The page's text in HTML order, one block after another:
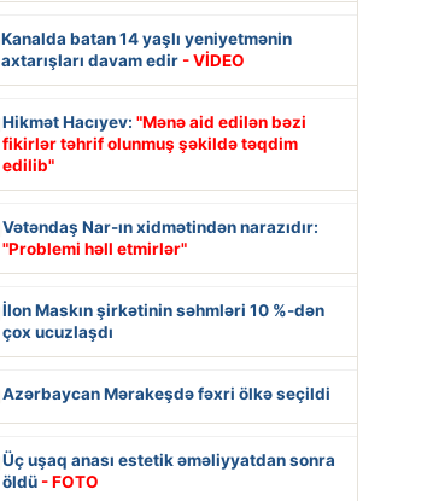
Kanalda batan 14 yaşlı yeniyetmənin
axtarışları davam edir - VİDEO
Hikmət Hacıyev: "Mənə aid edilən bəzi
fikirlər təhrif olunmuş şəkildə təqdim
edilib"
Vətəndaş Nar-ın xidmətindən narazıdır:
"Problemi həll etmirlər"
İlon Maskın şirkətinin səhmləri 10 %-dən
çox ucuzlaşdı
Azərbaycan Mərakeşdə fəxri ölkə seçildi
Üç uşaq anası estetik əməliyyatdan sonra
öldü - FOTO